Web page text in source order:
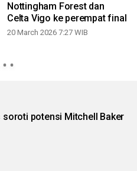
Nottingham Forest dan
Celta Vigo ke perempat final
20 March 2026 7:27 WIB
soroti potensi Mitchell Baker